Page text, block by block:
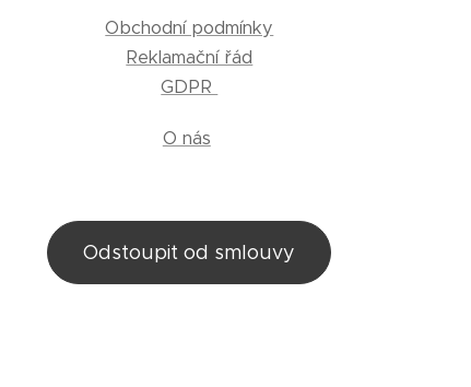
Obchodní podmínky
Reklamační řád
GDPR
O nás
Odstoupit od smlouvy